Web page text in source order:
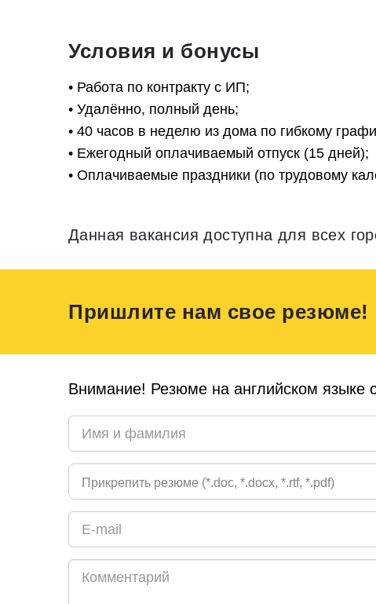
Условия и бонусы
• Работа по контракту с ИП;
• Удалённо, полный день;
• 40 часов в неделю из дома по гибкому
• Ежегодный оплачиваемый отпуск (15 дней);
• Оплачиваемые праздники (по трудовому
Данная вакансия доступна для всех
Пришлите нам свое резюме!
Внимание! Резюме на английском языке
Прикрепить резюме (*.doc, *.docx, *.rtf, *.pdf)